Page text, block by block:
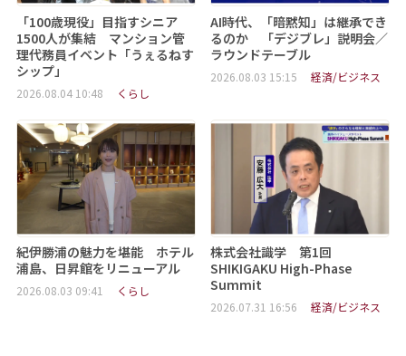
「100歳現役」目指すシニア
1500人が集結 マンション管
理代務員イベント「うぇるねす
シップ」
2026.08.04 10:48 くらし
AI時代、「暗黙知」は継承でき
るのか 「デジブレ」説明会／
ラウンドテーブル
2026.08.03 15:15 経済/ビジネス
紀伊勝浦の魅力を堪能 ホテル
浦島、日昇館をリニューアル
2026.08.03 09:41 くらし
株式会社識学 第1回
SHIKIGAKU High-Phase
Summit
2026.07.31 16:56 経済/ビジネス